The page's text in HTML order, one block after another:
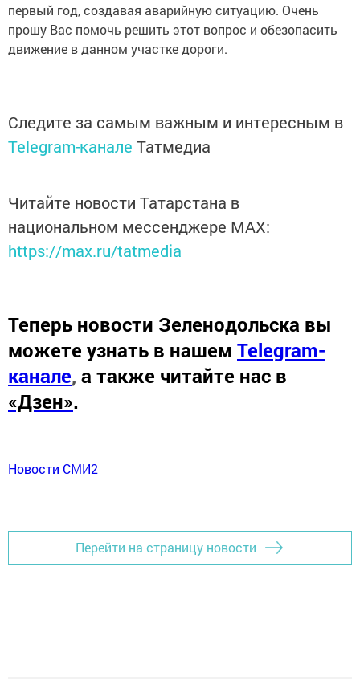
первый год, создавая аварийную ситуацию. Очень
прошу Вас помочь решить этот вопрос и обезопасить
движение в данном участке дороги.
Следите за самым важным и интересным в
Telegram-канале Татмедиа
Читайте новости Татарстана в
национальном мессенджере MАХ:
https://max.ru/tatmedia
Теперь новости Зеленодольска вы
можете узнать в нашем Telegram-
канале, а также читайте нас в
«Дзен».
Новости СМИ2
Перейти на страницу новости